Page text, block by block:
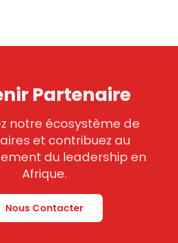
Partenaire
notre écosystème de
et contribuez au
du leadership en
Afrique.
Nous Contacter